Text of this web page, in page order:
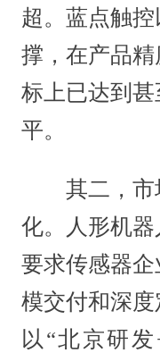
超。蓝点触
撑，在产品
标上已达到
平。
其二，市
化。人形机器
要求传感器
模交付和深
以“北京研